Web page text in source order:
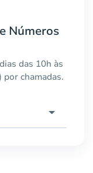
Números
das 10h às
por chamadas.